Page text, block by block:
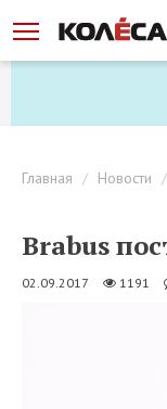
Главная Новости
Brabus
02.09.2017 1191